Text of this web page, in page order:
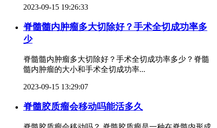
2023-09-15 19:26:33
脊髓髓内肿瘤多大切除好？手术全切成功率多
少
脊髓髓内肿瘤多大切除好？手术全切成功率多少？脊髓
髓内肿瘤的大小和手术全切成功率...
2023-09-15 13:29:07
脊髓胶质瘤会移动吗能活多久